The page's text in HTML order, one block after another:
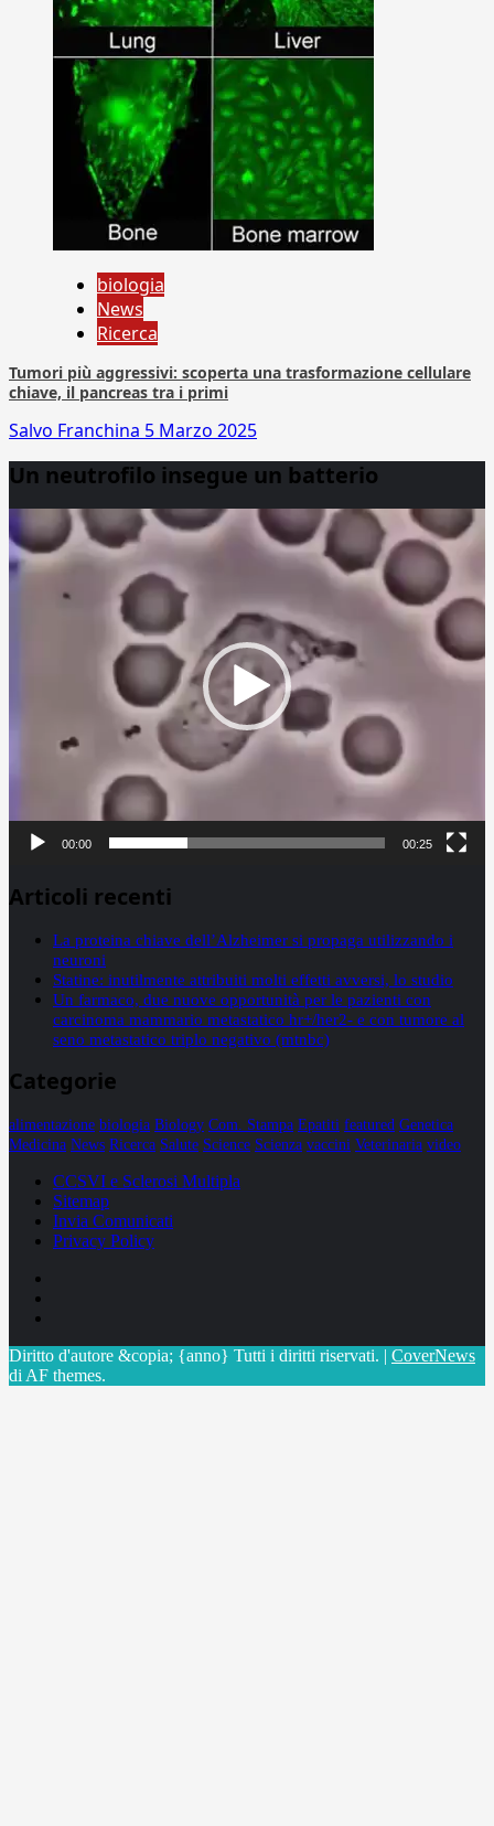
biologia
News
Ricerca
Tumori più aggressivi: scoperta una trasformazione cellulare
chiave, il pancreas tra i primi
Salvo Franchina 5 Marzo 2025
Un neutrofilo insegue un batterio
Player
00:00 00:25
Articoli recenti
La proteina chiave dell’Alzheimer si propaga utilizzando i
neuroni
Statine: inutilmente attribuiti molti effetti avversi, lo studio
Un farmaco, due nuove opportunità per le pazienti con
carcinoma mammario metastatico hr+/her2- e con tumore al
seno metastatico triplo negativo (mtnbc)
Categorie
alimentazione biologia Biology Com. Stampa Epatiti featured Genetica
Medicina News Ricerca Salute Science Scienza vaccini Veterinaria video
CCSVI e Sclerosi Multipla
Sitemap
Invia Comunicati
Privacy Policy
Diritto d'autore &copia; {anno} Tutti i diritti riservati. | CoverNews
di AF themes.